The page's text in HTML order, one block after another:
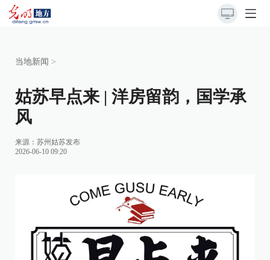
当地新闻 >
姑苏早点来 | 洋房留韵，国学承
风
来源： 苏州姑苏发布
2026-06-10 09:20